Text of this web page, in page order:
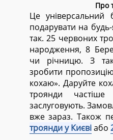
Про
Це універсальний
подарувати на
так. 25 червоних
народження, 8
чи річницю. З
зробити
кохаю». Даруйте
троянди
заслуговують.
вже зараз. Також
троянди у Києвіабо